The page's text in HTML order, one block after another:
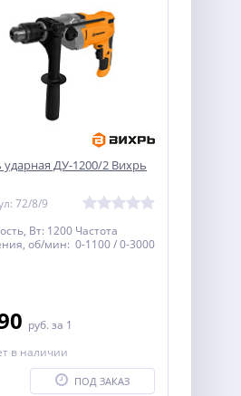
ударная ДУ-1200/2 Вихрь
72/8/9
Вт: 1200 Частота
об/мин: 0-1100 / 0-3000
руб. за 1
в наличии
ПОД ЗАКАЗ